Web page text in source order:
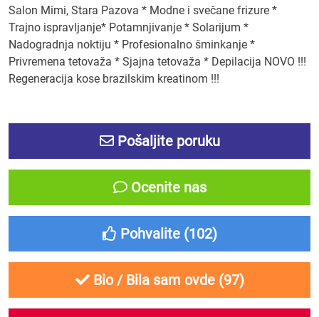
Salon Mimi, Stara Pazova * Modne i svečane frizure *
Trajno ispravljanje* Potamnjivanje * Solarijum *
Nadogradnja noktiju * Profesionalno šminkanje *
Privremena tetovaža * Sjajna tetovaža * Depilacija NOVO !!!
Regeneracija kose brazilskim kreatinom !!!
Pošaljite poruku
Ocenite nas
Pohvalite (102)
Bio / Bila sam ovde (97)